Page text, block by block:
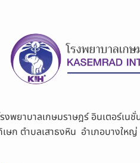
งพยาบาลเกษมราษฎร์ อินเตอร์เน
เษก ตำบลเสาธงหิน อำเภอบางใ